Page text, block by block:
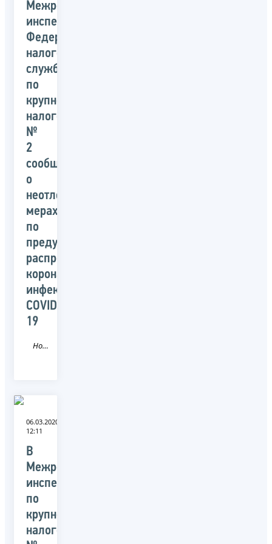
Межрегиональная
инспекция
Федеральной
налоговой
службы
по
крупнейшим
налогоплательщикам
№
2
сообщает
о
неотложных
мерах
по
предупреждению
распространения
коронавирусной
инфекции
COVID-
19
Новость
06.03.2020
12:11
В
Межрегиональной
инспекции
по
крупнейшим
налогоплательщикам